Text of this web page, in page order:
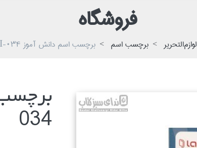
فروشگاه
لوازم‌التحرير برچسب اسم برچسب اسم دانش آموز SI-034
034